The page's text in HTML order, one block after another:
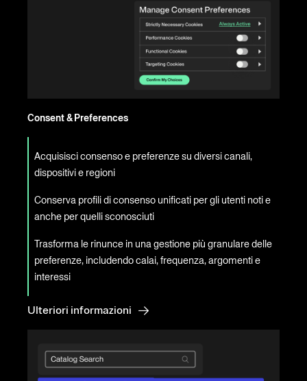
Consent & Preferences
Acquisisci consenso e preferenze su diversi canali,
dispositivi e regioni
Conserva profili di consenso unificati per gli utenti noti e
anche per quelli sconosciuti
Trasforma le rinunce in una gestione più granulare delle
preferenze, includendo calai, frequenza, argomenti e
interessi
Ulteriori informazioni